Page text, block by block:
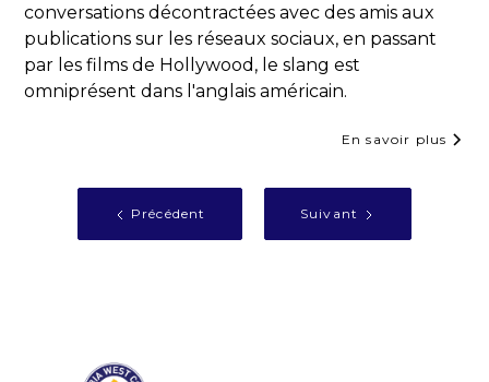
conversations décontractées avec des amis aux
publications sur les réseaux sociaux, en passant
par les films de Hollywood, le slang est
omniprésent dans l'anglais américain.
En savoir plus
Précédent Suivant